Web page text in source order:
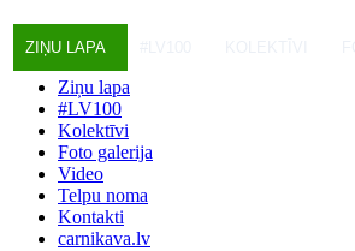
ZIŅU LAPA
Ziņu lapa
#LV100
Kolektīvi
Foto galerija
Video
Telpu noma
Kontakti
carnikava.lv